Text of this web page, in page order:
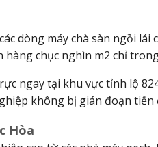
dòng máy chà sàn ngồi lái
hàng chục nghìn m2 chỉ
ngay tại khu vực tỉnh lộ
không bị gián đoạn tiến
Hòa